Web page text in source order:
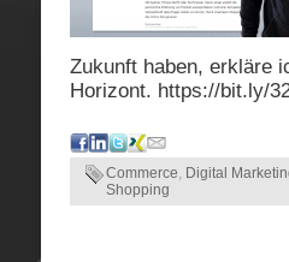
Zukunft haben, erkläre
Horizont. https://bit.ly/
Commerce, Digital
Shopping